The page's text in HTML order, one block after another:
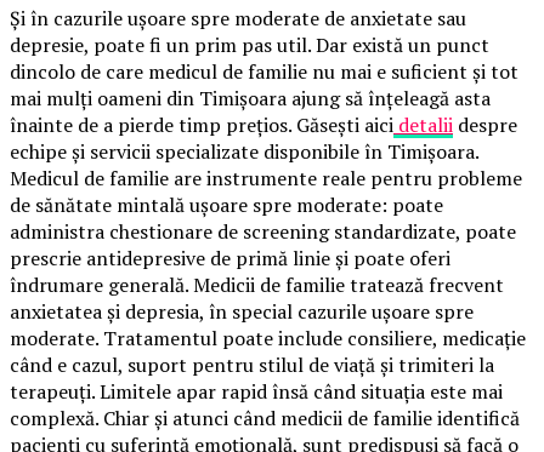
Și în cazurile ușoare spre moderate de anxietate sau
depresie, poate fi un prim pas util. Dar există un punct
dincolo de care medicul de familie nu mai e suficient și tot
mai mulți oameni din Timișoara ajung să înțeleagă asta
înainte de a pierde timp prețios. Găsești aici detalii despre
echipe și servicii specializate disponibile în Timișoara.
Medicul de familie are instrumente reale pentru probleme
de sănătate mintală ușoare spre moderate: poate
administra chestionare de screening standardizate, poate
prescrie antidepresive de primă linie și poate oferi
îndrumare generală. Medicii de familie tratează frecvent
anxietatea și depresia, în special cazurile ușoare spre
moderate. Tratamentul poate include consiliere, medicație
când e cazul, suport pentru stilul de viață și trimiteri la
terapeuți. Limitele apar rapid însă când situația este mai
complexă. Chiar și atunci când medicii de familie identifică
pacienți cu suferință emoțională, sunt predispuși să facă o